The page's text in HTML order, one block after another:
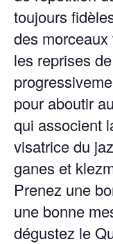
tou­jours
des
les repris­es
pour aboutir
qui asso­cient
visatrice du
ganes et
Prenez une
une bonne
dégustez le